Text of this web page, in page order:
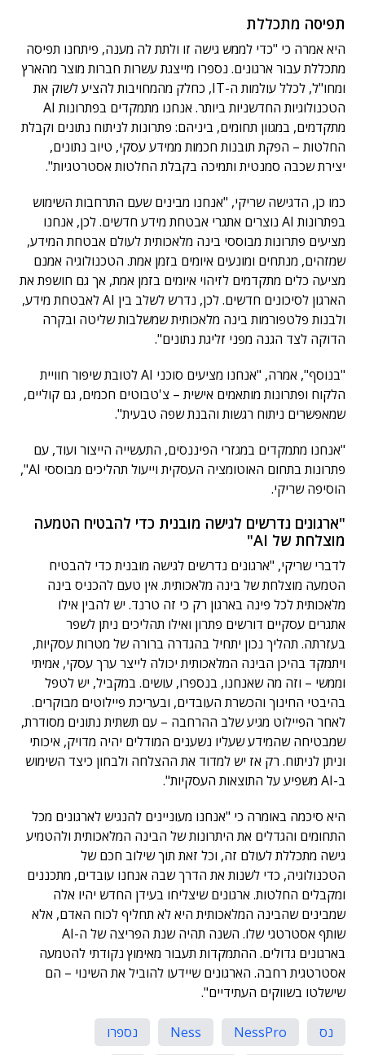
תפיסה מתכללת
היא אמרה כי "כדי לממש גישה זו ולתת לה מענה, פיתחנו תפיסה
מתכללת עבור ארגונים. נספרו מייצגת עשרות חברות מוצר מהארץ
ומחו"ל, לכלל עולמות ה-IT, כחלק מהמחויבות להציע לשוק את
הטכנולוגיות החדשניות ביותר. אנחנו מתמקדים בפתרונות AI
מתקדמים, במגוון תחומים, ביניהם: פתרונות לניתוח נתונים וקבלת
החלטות – הפקת תובנות חכמות ממידע עסקי, טיוב נתונים,
יצירת שכבה סמנטית ותמיכה בקבלת החלטות אסטרטגיות".
כמו כן, הדגישה שריקי, "אנחנו מבינים שעם התרחבות השימוש
בפתרונות AI נוצרים אתגרי אבטחת מידע חדשים. לכן, אנחנו
מציעים פתרונות מבוססי בינה מלאכותית לעולם אבטחת המידע,
שמזהים, מנתחים ומונעים איומים בזמן אמת. הטכנולוגיה אמנם
מציעה כלים מתקדמים לזיהוי איומים בזמן אמת, אך גם חושפת את
הארגון לסיכונים חדשים. לכן, נדרש לשלב בין AI לאבטחת מידע,
ולבנות פלטפורמות בינה מלאכותית שמשלבות שליטה ובקרה
הדוקה לצד הגנה מפני זליגת נתונים".
"בנוסף", אמרה, "אנחנו מציעים סוכני AI לטובת שיפור חוויית
הלקוח ופתרונות מותאמים אישית – צ'טבוטים חכמים, גם קוליים,
שמאפשרים ניתוח רגשות והבנת שפה טבעית".
"אנחנו מתמקדים במגזרי הפיננסים, התעשייה הייצור ועוד, עם
פתרונות בתחום האוטומציה העסקית וייעול תהליכים מבוססי AI",
הוסיפה שריקי.
"ארגונים נדרשים לגישה מובנית כדי להבטיח הטמעה
מוצלחת של AI"
לדברי שריקי, "ארגונים נדרשים לגישה מובנית כדי להבטיח
הטמעה מוצלחת של בינה מלאכותית. אין טעם להכניס בינה
מלאכותית לכל פינה בארגון רק כי זה טרנד. יש להבין אילו
אתגרים עסקיים דורשים פתרון ואילו תהליכים ניתן לשפר
בעזרתה. תהליך נכון יתחיל בהגדרה ברורה של מטרות עסקיות,
ויתמקד בהיכן הבינה המלאכותית יכולה לייצר ערך עסקי, אמיתי
וממשי – וזה מה שאנחנו, בנספרו, עושים. במקביל, יש לטפל
בהיבטי החינוך והכשרת העובדים, ובעריכת פיילוטים מבוקרים.
לאחר הפיילוט מגיע שלב ההרחבה – עם תשתית נתונים מסודרת,
שמבטיחה שהמידע שעליו נשענים המודלים יהיה מדויק, איכותי
וניתן לניתוח. רק אז יש למדוד את ההצלחה ולבחון כיצד השימוש
ב-AI משפיע על התוצאות העסקיות".
היא סיכמה באומרה כי "אנחנו מעוניינים להנגיש לארגונים מכל
התחומים והגדלים את היתרונות של הבינה המלאכותית ולהטמיע
גישה מתכללת לעולם זה, וכל זאת תוך שילוב חכם של
הטכנולוגיה, כדי לשנות את הדרך שבה אנחנו עובדים, מתכננים
ומקבלים החלטות. ארגונים שיצליחו בעידן החדש יהיו אלה
שמבינים שהבינה המלאכותית היא לא תחליף לכוח האדם, אלא
שותף אסטרטגי שלו. השנה תהיה שנת הפריצה של ה-AI
בארגונים גדולים. ההתמקדות תעבור מאימוץ נקודתי להטמעה
אסטרטגית רחבה. הארגונים שיידעו להוביל את השינוי – הם
שישלטו בשווקים העתידיים".
נס NessPro
Ness
נספרו